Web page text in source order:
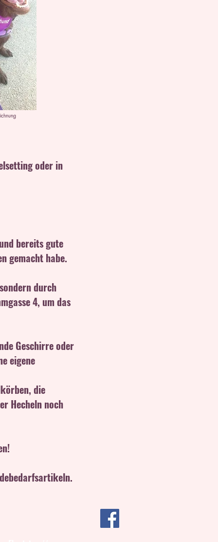
oder in
bereits gute
gemacht habe.
durch
4, um das
Geschirre oder
eigene
die
Hecheln noch